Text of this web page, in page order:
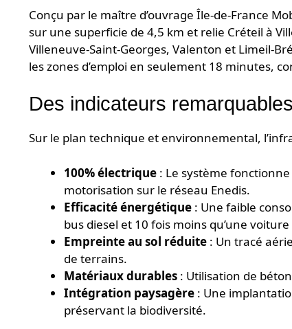
Conçu par le maître d’ouvrage Île-de-France
sur une superficie de 4,5 km et relie Créteil à
Villeneuve-Saint-Georges, Valenton et Limeil-
les zones d’emploi en seulement 18 minutes,
Des indicateurs remarquables
Sur le plan technique et environnemental,
100% électrique : Le système
motorisation sur le réseau Enedis.
Efficacité énergétique : Une faible
bus diesel et 10 fois moins qu’une
Empreinte au sol réduite : Un tracé
de terrains.
Matériaux durables : Utilisation de
Intégration paysagère : Une
préservant la biodiversité.